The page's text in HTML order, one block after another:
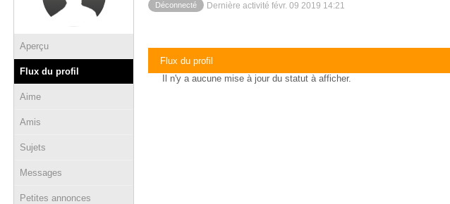
Aperçu
Flux du profil
Aime
Amis
Sujets
Messages
Petites annonces
Déconnecté Dernière activité févr. 09 2019 14:21
Flux du profil
Il n'y a aucune mise à jour du statut à afficher.